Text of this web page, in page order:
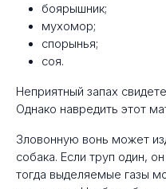
боярышник;
мухомор;
спорынья;
соя.
Неприятный запах
Однако навредить этот
Зловонную вонь может
собака. Если труп один,
тогда выделяемые газы